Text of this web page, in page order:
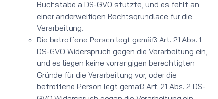
Buchstabe a DS-GVO stützte, und es fehlt an
einer anderweitigen Rechtsgrundlage für die
Verarbeitung.
Die betroffene Person legt gemäß Art. 21 Abs. 1
DS-GVO Widerspruch gegen die Verarbeitung ein,
und es liegen keine vorrangigen berechtigten
Gründe für die Verarbeitung vor, oder die
betroffene Person legt gemäß Art. 21 Abs. 2 DS-